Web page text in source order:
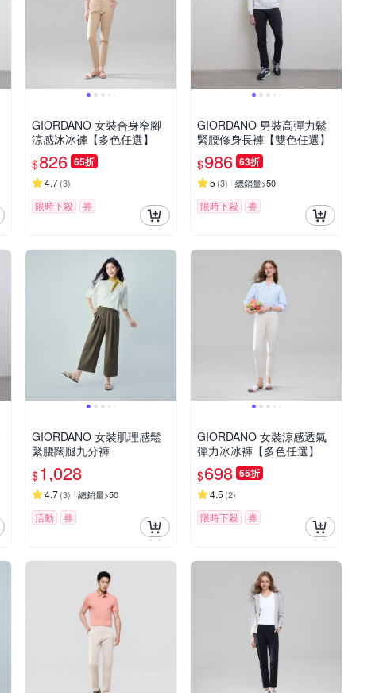
GIORDANO 女裝合身窄腳
涼感冰冰褲【多色任選】
$826 65折
4.7(3)
限時下殺 券
GIORDANO 男裝高彈力鬆
緊腰修身長褲【雙色任選】
$986 63折
5 (3) 總銷量>50
限時下殺 券
GIORDANO 女裝肌理感鬆
緊腰闊腿九分褲
$1,028
4.7(3) 總銷量>50
活動 券
GIORDANO 女裝涼感透氣
彈力冰冰褲【多色任選】
$698 65折
4.5 (2)
限時下殺 券